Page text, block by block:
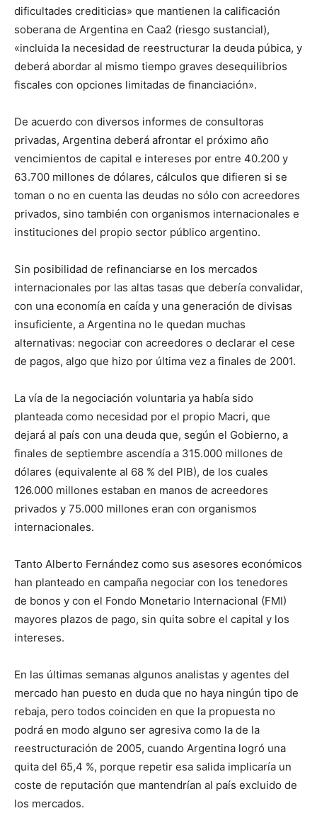
dificultades crediticias» que mantienen la calificación
soberana de Argentina en Caa2 (riesgo sustancial),
«incluida la necesidad de reestructurar la deuda púbica, y
deberá abordar al mismo tiempo graves desequilibrios
fiscales con opciones limitadas de financiación».
De acuerdo con diversos informes de consultoras
privadas, Argentina deberá afrontar el próximo año
vencimientos de capital e intereses por entre 40.200 y
63.700 millones de dólares, cálculos que difieren si se
toman o no en cuenta las deudas no sólo con acreedores
privados, sino también con organismos internacionales e
instituciones del propio sector público argentino.
Sin posibilidad de refinanciarse en los mercados
internacionales por las altas tasas que debería convalidar,
con una economía en caída y una generación de divisas
insuficiente, a Argentina no le quedan muchas
alternativas: negociar con acreedores o declarar el cese
de pagos, algo que hizo por última vez a finales de 2001.
La vía de la negociación voluntaria ya había sido
planteada como necesidad por el propio Macri, que
dejará al país con una deuda que, según el Gobierno, a
finales de septiembre ascendía a 315.000 millones de
dólares (equivalente al 68 % del PIB), de los cuales
126.000 millones estaban en manos de acreedores
privados y 75.000 millones eran con organismos
internacionales.
Tanto Alberto Fernández como sus asesores económicos
han planteado en campaña negociar con los tenedores
de bonos y con el Fondo Monetario Internacional (FMI)
mayores plazos de pago, sin quita sobre el capital y los
intereses.
En las últimas semanas algunos analistas y agentes del
mercado han puesto en duda que no haya ningún tipo de
rebaja, pero todos coinciden en que la propuesta no
podrá en modo alguno ser agresiva como la de la
reestructuración de 2005, cuando Argentina logró una
quita del 65,4 %, porque repetir esa salida implicaría un
coste de reputación que mantendrían al país excluido de
los mercados.